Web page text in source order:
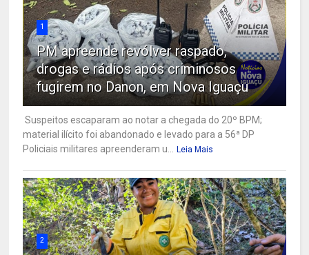
1
PM apreende revólver raspado,
drogas e rádios após criminosos
fugirem no Danon, em Nova Iguaçu
Suspeitos escaparam ao notar a chegada do 20º BPM;
material ilícito foi abandonado e levado para a 56ª DP
Policiais militares apreenderam u...
Leia Mais
2